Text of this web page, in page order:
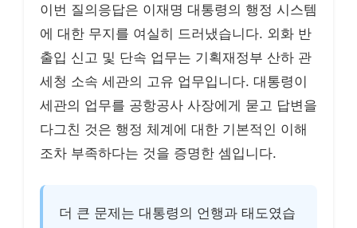
이번 질의응답은 이재명 대통령의 행정 시스템
에 대한 무지를 여실히 드러냈습니다. 외화 반
출입 신고 및 단속 업무는 기획재정부 산하 관
세청 소속 세관의 고유 업무입니다. 대통령이
세관의 업무를 공항공사 사장에게 묻고 답변을
다그친 것은 행정 체계에 대한 기본적인 이해
조차 부족하다는 것을 증명한 셈입니다.
더 큰 문제는 대통령의 언행과 태도였습